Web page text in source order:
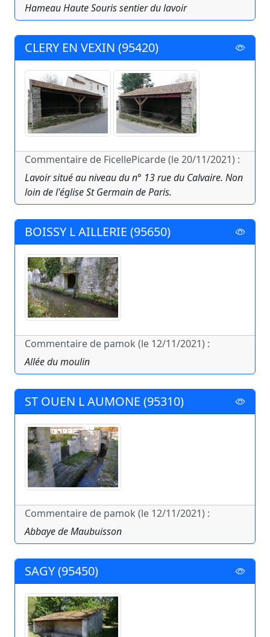
Hameau Haute Souris sentier du lavoir
CLERY EN VEXIN (95420)
Commentaire de FicellePicarde (le 20/11/2021) :
Lavoir situé au niveau du n° 13 rue du Calvaire. Non
loin de l'église St Germain de Paris.
BOISSY L AILLERIE (95650)
Commentaire de pamok (le 12/11/2021) :
Allée du moulin
ST OUEN L AUMONE (95310)
Commentaire de pamok (le 12/11/2021) :
Abbaye de Maubuisson
SAGY (95450)